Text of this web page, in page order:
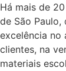
Há mais de
de São Paulo,
excelência no
clientes, na
materiais